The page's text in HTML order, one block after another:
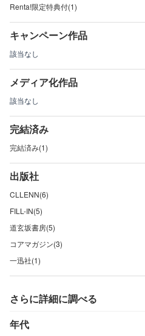
Renta!限定特典付(1)
キャンペーン作品
該当なし
メディア化作品
該当なし
完結済み
完結済み(1)
出版社
CLLENN(6)
FILL-IN(5)
道玄坂書房(5)
コアマガジン(3)
一迅社(1)
さらに詳細に調べる
年代